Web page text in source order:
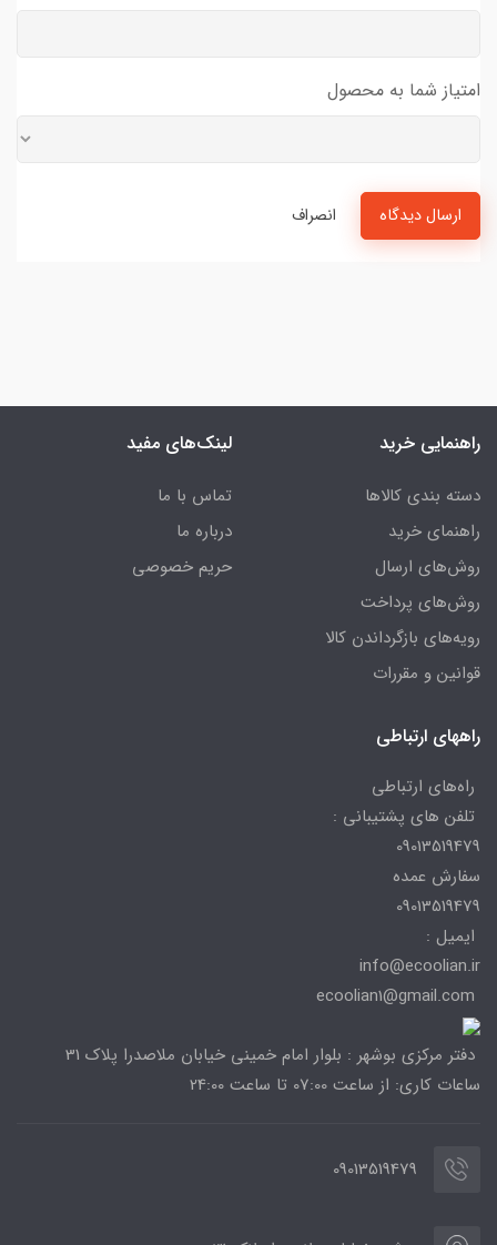
امتیاز شما به محصول
ارسال دیدگاه انصراف
راهنمایی خرید
دسته بندی کالاها
راهنمای خرید
روش‌های ارسال
روش‌های پرداخت
رویه‌های بازگرداندن کالا
قوانین و مقررات
لینک‌های مفید
تماس با ما
درباره ما
حریم خصوصی
راههای ارتباطی
راه‌های ارتباطی
تلفن های پشتیبانی :
09013519479
سفارش عمده
09013519479
ایمیل :
info@ecoolian.ir
دفتر مرکزی بوشهر : بلوار امام خمینی خیابان ملاصدرا پلاک 31
ساعات کاری: از ساعت 07:00 تا ساعت 24:00
09013519479